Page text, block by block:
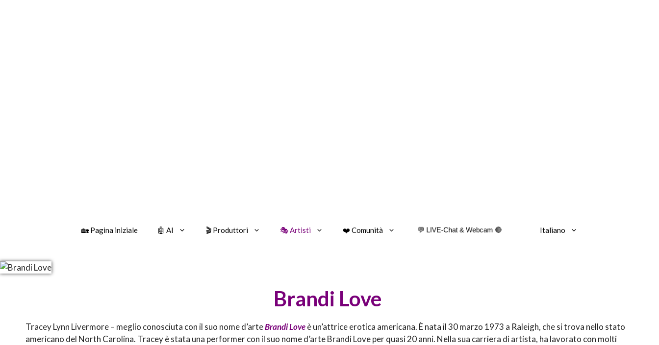
🏡 Pagina iniziale 🤖 AI 🎬 Produttori 🎭 Artisti ❤️ Comunità 💬 LIVE-Chat & Webcam 🔴 Italiano
Brandi Love
Tracey Lynn Livermore – meglio conosciuta con il suo nome d’arteBrandi Loveè un’attrice erotica americana. È nata il 30 marzo 1973 a Raleigh, che si trova nello stato
americano del North Carolina. Tracey è stata una performer con il suo nome d’arte Brandi Love per quasi 20 anni. Nella sua carriera di artista, ha lavorato con molti